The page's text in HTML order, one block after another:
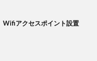
Wifiアクセスポイント設置